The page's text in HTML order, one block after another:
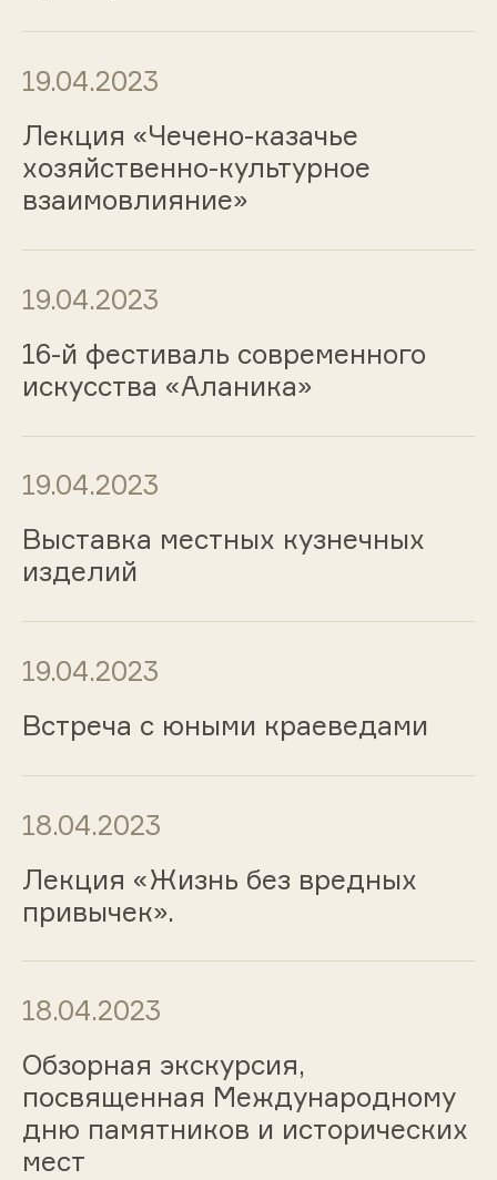
19.04.2023
Лекция «Чечено-казачье
хозяйственно-культурное
взаимовлияние»
19.04.2023
16-й фестиваль современного
искусства «Аланика»
19.04.2023
Выставка местных кузнечных
изделий
19.04.2023
Встреча с юными краеведами
18.04.2023
Лекция «Жизнь без вредных
привычек».
18.04.2023
Обзорная экскурсия,
посвященная Международному
дню памятников и исторических
мест